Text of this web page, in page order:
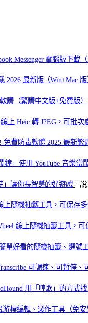
Messenger 電腦版下載
2026 最新版（Win+Mac 版
體（繁體中文版+免費版）
上 Heic 轉 JPEG，可批次
免費防毒軟體 2025 最新繁
鐘」使用 YouTube 音樂
」讓你長智慧的好遊戲 」
上隨機抽籤工具，可保存
線上隨機抽籤工具，可
單好看的隨機抽籤、選號
可調速、可暫停
用「哼歌」的方式
標編輯、製作工具（免安